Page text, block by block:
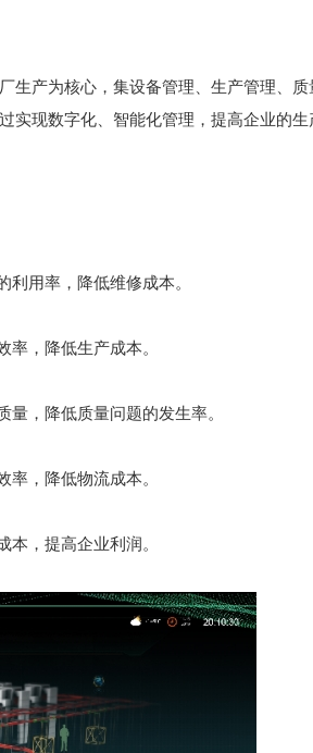
生产为核心，集设备管理、生产管理、质
实现数字化、智能化管理，提高企业的生
用率，降低维修成本。
，降低生产成本。
，降低质量问题的发生率。
，降低物流成本。
，提高企业利润。